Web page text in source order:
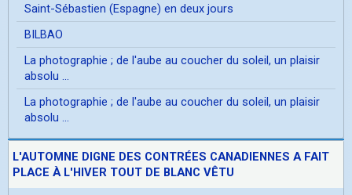
Saint-Sébastien (Espagne) en deux jours
BILBAO
La photographie ; de l'aube au coucher du soleil, un plaisir
absolu ...
La photographie ; de l'aube au coucher du soleil, un plaisir
absolu ...
L'AUTOMNE DIGNE DES CONTRÉES CANADIENNES A FAIT
PLACE À L'HIVER TOUT DE BLANC VÊTU